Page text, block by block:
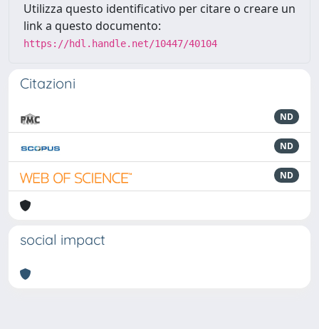
Utilizza questo identificativo per citare o creare un
link a questo documento:
https://hdl.handle.net/10447/40104
Citazioni
ND
ND
ND
social impact